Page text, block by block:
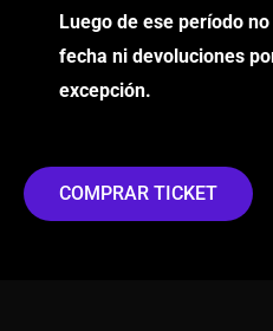
Luego de ese período
fecha ni devoluciones
excepción.
COMPRAR TICKET